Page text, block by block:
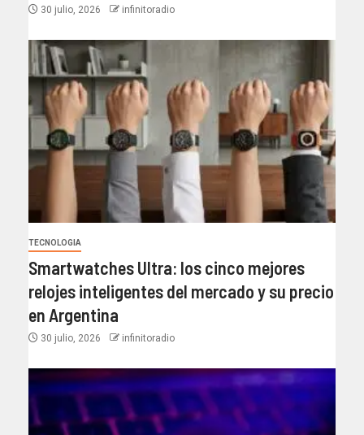
30 julio, 2026 infinitoradio
TECNOLOGIA
Smartwatches Ultra: los cinco mejores
relojes inteligentes del mercado y su precio
en Argentina
30 julio, 2026 infinitoradio